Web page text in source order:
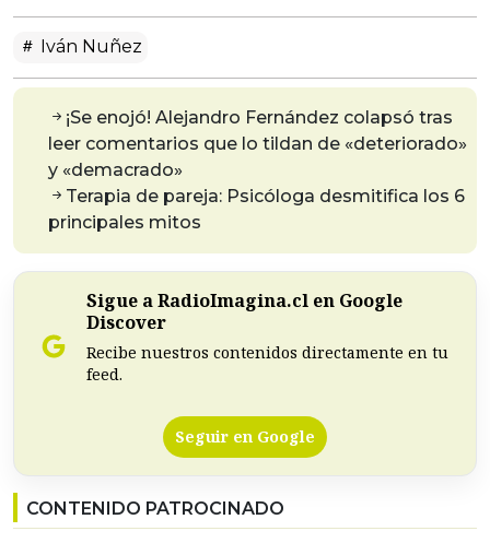
Iván Nuñez
¡Se enojó! Alejandro Fernández colapsó tras
leer comentarios que lo tildan de «deteriorado»
y «demacrado»
Terapia de pareja: Psicóloga desmitifica los 6
principales mitos
Sigue a RadioImagina.cl en Google
Discover
Recibe nuestros contenidos directamente en tu
feed.
Seguir en Google
CONTENIDO PATROCINADO